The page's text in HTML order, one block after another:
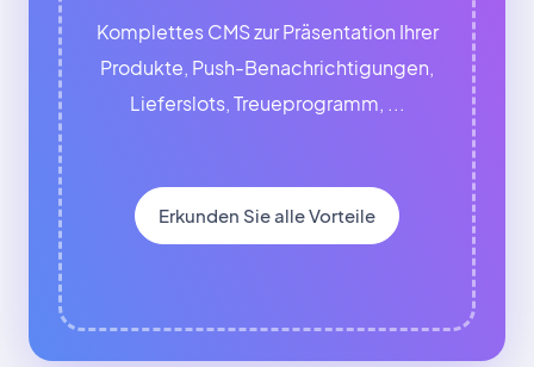
Komplettes CMS zur Präsentation Ihrer
Produkte, Push-Benachrichtigungen,
Lieferslots, Treueprogramm, ...
Erkunden Sie alle Vorteile